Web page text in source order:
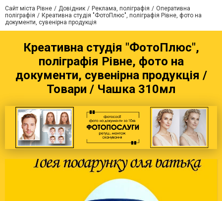
Сайт міста Рівне Довідник Реклама, поліграфія
Оперативна
поліграфія
Креативна студія "ФотоПлюс", поліграфія Рівне, фото на
документи, сувенірна продукція
Креативна студія "ФотоПлюс",
поліграфія Рівне, фото на
документи, сувенірна продукція /
Товари / Чашка 310мл